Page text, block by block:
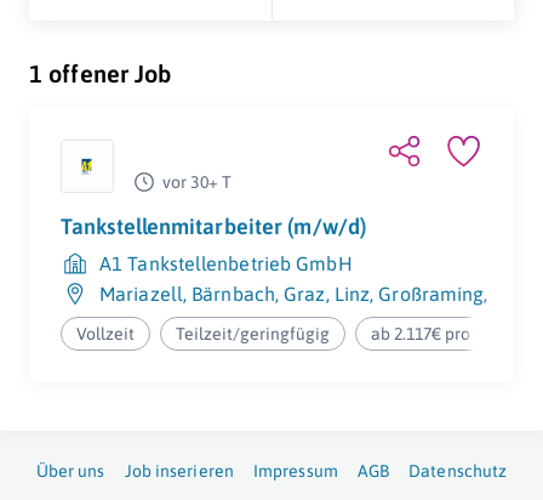
1 offener Job
vor 30+ T
Tankstellenmitarbeiter (m/w/d)
A1 Tankstellenbetrieb GmbH
Mariazell, Bärnbach, Graz, Linz, Großraming,
Vollzeit Teilzeit/geringfügig ab 2.117€ pro Monat
Über uns Job inserieren Impressum AGB Datenschutz